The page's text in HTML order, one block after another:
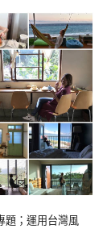
題；運用台灣風